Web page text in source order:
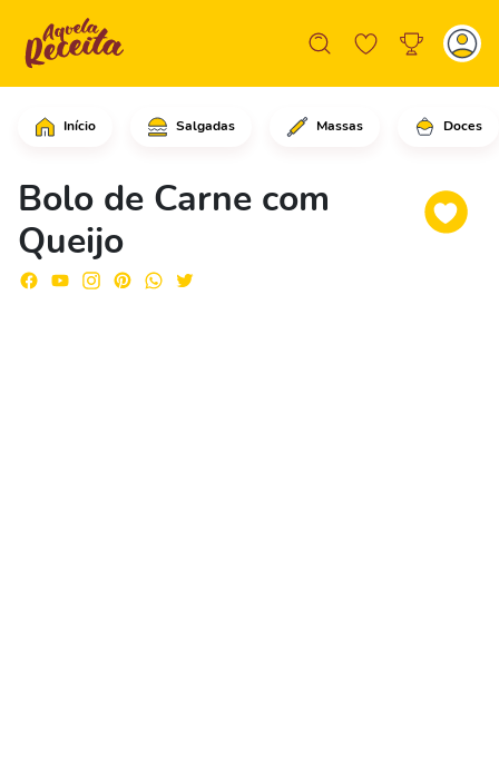
Início Salgadas Massas Doces
Bolo de Carne com
Queijo
Em uma frigideira, coloque um fio